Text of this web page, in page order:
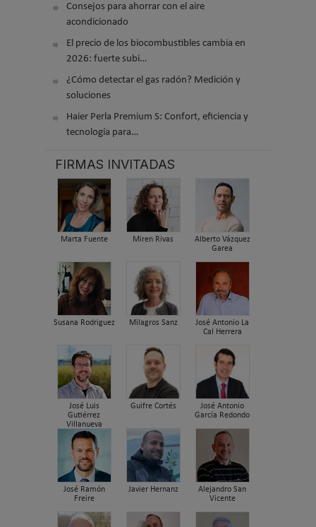
Consejos para ahorrar con el aire
acondicionado
El precio de los biocombustibles cambia en
2026: fuerte subi…
¿Cómo detectar el gas radón? Medición y
soluciones
Haier Perla Premium S: Confort, eficiencia y
tecnología para…
FIRMAS INVITADAS
Marta Fuente Miren Rivas
Alberto Vázquez
Garea
Susana Rodriguez Milagros Sanz
José Antonio La
Cal Herrera
José Luis
Gutiérrez
Villanueva
Guifre Cortés
José Antonio
García Redondo
José Ramón
Freire
Javier Hernanz
Alejandro San
Vicente